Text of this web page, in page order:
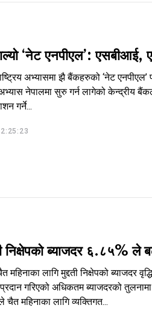
‘नेट एनपीएल’:
अभ्यासमा झै बैंकहरुको ‘नेट
नेपालमा सुरु गर्न लागेको केन्द्रीय
गर्ने...
निक्षेपको ब्याजदर ६.८५% ले
लागि मुद्दती निक्षेपको ब्याजदर
गरिएको अधिकतम ब्याजदरको
महिनाका लागि व्यक्तिगत...